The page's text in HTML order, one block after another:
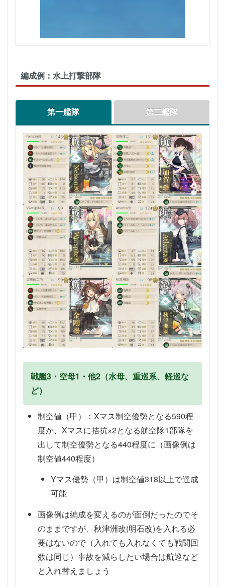
編成例：水上打撃部隊
第一艦隊
戦艦3・空母1・他2（水母、重巡系、軽巡な
ど）
制空値（甲）：Xマス制空優勢となる590程
度か、Xマスに拮抗×2となる航空隊1部隊を
出して制空優勢となる440程度に（画像例は
制空値440程度）
Yマス優勢（甲）は制空値318以上で達成
可能
画像例は編成を変えるのが面倒だったのでそ
のままですが、秋津洲改(明石改)を入れる必
要はないので（入れても入れなくても戦闘回
数は同じ）事故を減らしたい場合は航巡など
と入れ替えましょう
第二艦隊